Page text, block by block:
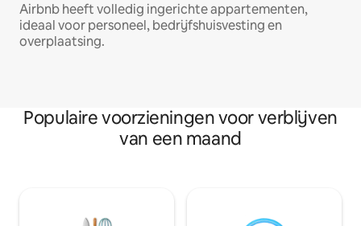
Airbnb heeft volledig ingerichte appartementen,
ideaal voor personeel, bedrijfshuisvesting en
overplaatsing.
Populaire voorzieningen voor verblijven
van een maand